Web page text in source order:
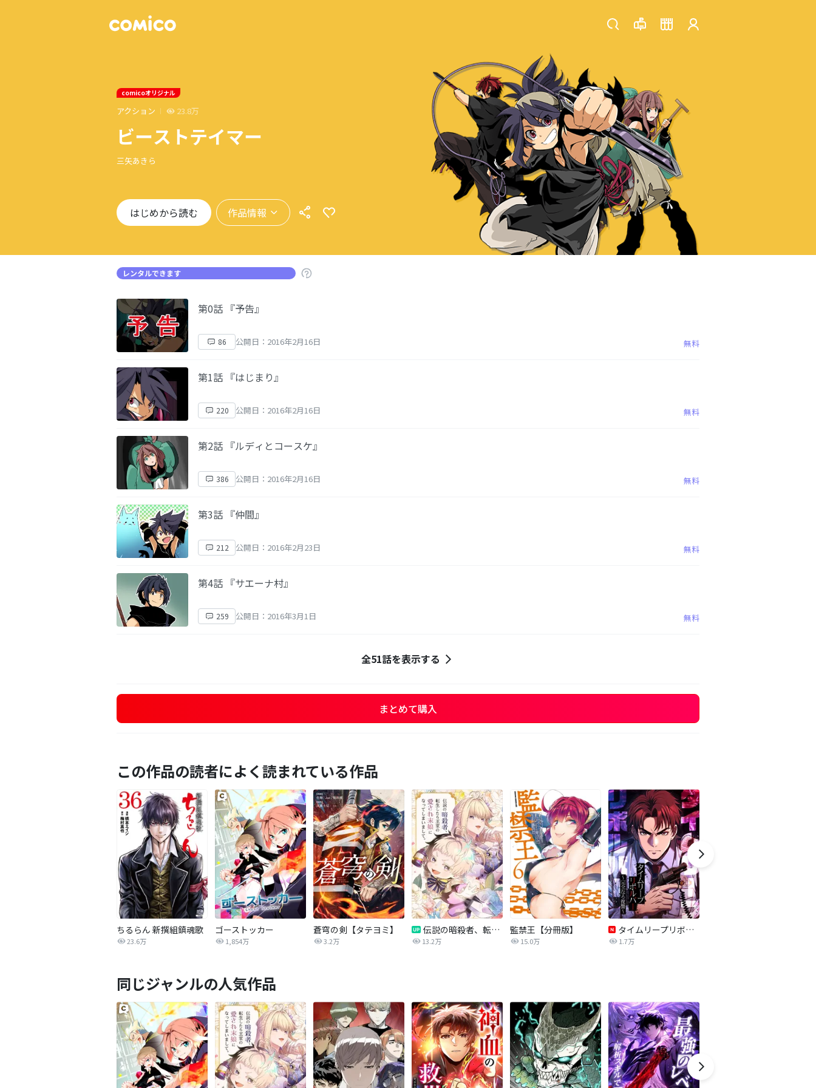
comicoオリジナル
アクション 23.8万
ビーストテイマー
三矢あきら
はじめから読む 作品情報
レンタルできます
第0話 『予告』
86 公開日：2016年2月16日 無料
第1話 『はじまり』
220 公開日：2016年2月16日 無料
第2話 『ルディとコースケ』
386 公開日：2016年2月16日 無料
第3話 『仲間』
212 公開日：2016年2月23日 無料
第4話 『サエーナ村』
259 公開日：2016年3月1日 無料
全51話を表示する
まとめて購入
この作品の読者によく読まれている作品
ちるらん 新撰組鎮魂歌
23.6万
ゴーストッカー
1,854万
蒼穹の剣【タテヨミ】
3.2万
伝説の暗殺者、転生したら王家の愛され末娘になってしまいまして。【タテヨミ】
13.2万
監禁王【分冊版】
15.0万
タイムリープリボルバー～完全なる復讐～【タテヨミ】
1.7万
同じジャンルの人気作品